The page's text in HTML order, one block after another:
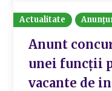
Actualitate
Anunt
unei funcții
vacante de